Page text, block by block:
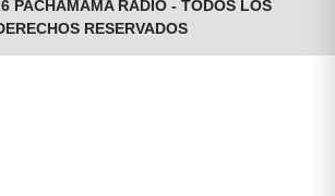
PACHAMAMA RADIO - TODOS LOS
RESERVADOS